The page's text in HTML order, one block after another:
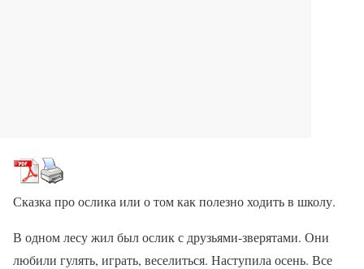
Сказка про ослика или о том как полезно ходить в школу.
В одном лесу жил был ослик с друзьями-зверятами. Они
любили гулять, играть, веселиться. Наступила осень. Все